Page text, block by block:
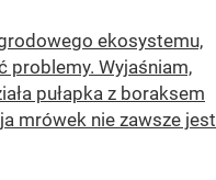
ekosystemu,
problemy. Wyjaśniam,
pułapka z boraksem
mrówek nie zawsze jest